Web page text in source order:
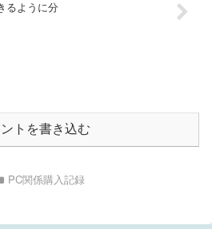
るように分
トを書き込む
PC関係購入記録